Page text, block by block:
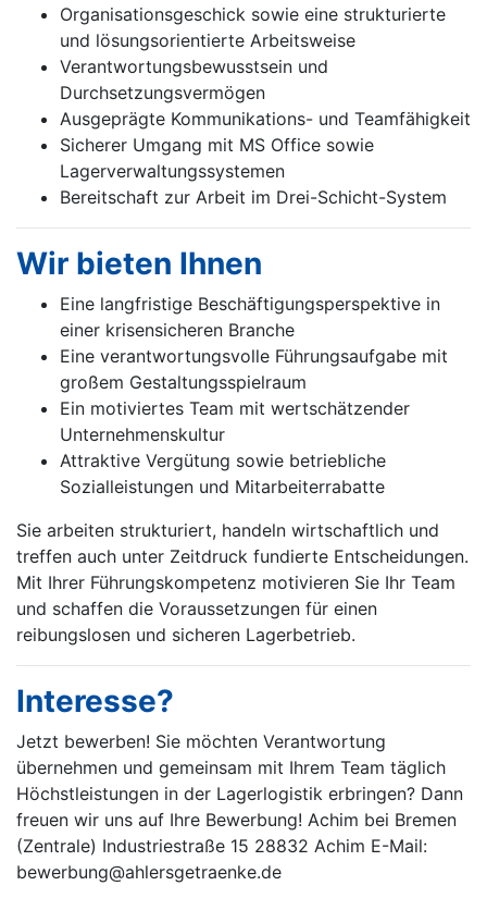
Organisationsgeschick sowie eine strukturierte
und lösungsorientierte Arbeitsweise
Verantwortungsbewusstsein und
Durchsetzungsvermögen
Ausgeprägte Kommunikations- und Teamfähigkeit
Sicherer Umgang mit MS Office sowie
Lagerverwaltungssystemen
Bereitschaft zur Arbeit im Drei-Schicht-System
Wir bieten Ihnen
Eine langfristige Beschäftigungsperspektive in
einer krisensicheren Branche
Eine verantwortungsvolle Führungsaufgabe mit
großem Gestaltungsspielraum
Ein motiviertes Team mit wertschätzender
Unternehmenskultur
Attraktive Vergütung sowie betriebliche
Sozialleistungen und Mitarbeiterrabatte
Sie arbeiten strukturiert, handeln wirtschaftlich und
treffen auch unter Zeitdruck fundierte Entscheidungen.
Mit Ihrer Führungskompetenz motivieren Sie Ihr Team
und schaffen die Voraussetzungen für einen
reibungslosen und sicheren Lagerbetrieb.
Interesse?
Jetzt bewerben! Sie möchten Verantwortung
übernehmen und gemeinsam mit Ihrem Team täglich
Höchstleistungen in der Lagerlogistik erbringen? Dann
freuen wir uns auf Ihre Bewerbung! Achim bei Bremen
(Zentrale) Industriestraße 15 28832 Achim E-Mail:
bewerbung@ahlersgetraenke.de